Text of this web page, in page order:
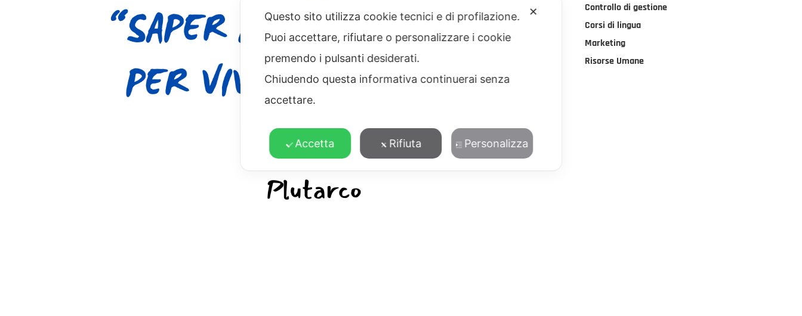
Controllo di gestione
Corsi di lingua
Marketing
Risorse Umane
✕
Questo sito utilizza cookie tecnici e di profilazione.
Puoi accettare, rifiutare o personalizzare i cookie
premendo i pulsanti desiderati.
Chiudendo questa informativa continuerai senza
accettare.
Accetta Rifiuta Personalizza